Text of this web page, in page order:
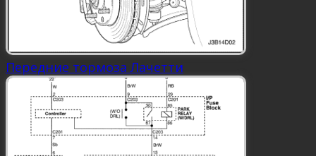
Передние тормоза Лачетти